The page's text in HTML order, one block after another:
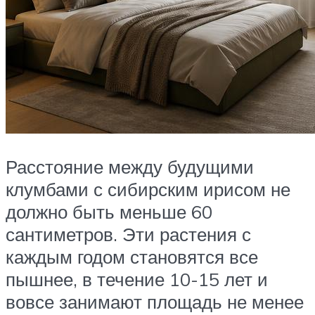
Расстояние между будущими
клумбами с сибирским ирисом не
должно быть меньше 60
сантиметров. Эти растения с
каждым годом становятся все
пышнее, в течение 10-15 лет и
вовсе занимают площадь не менее